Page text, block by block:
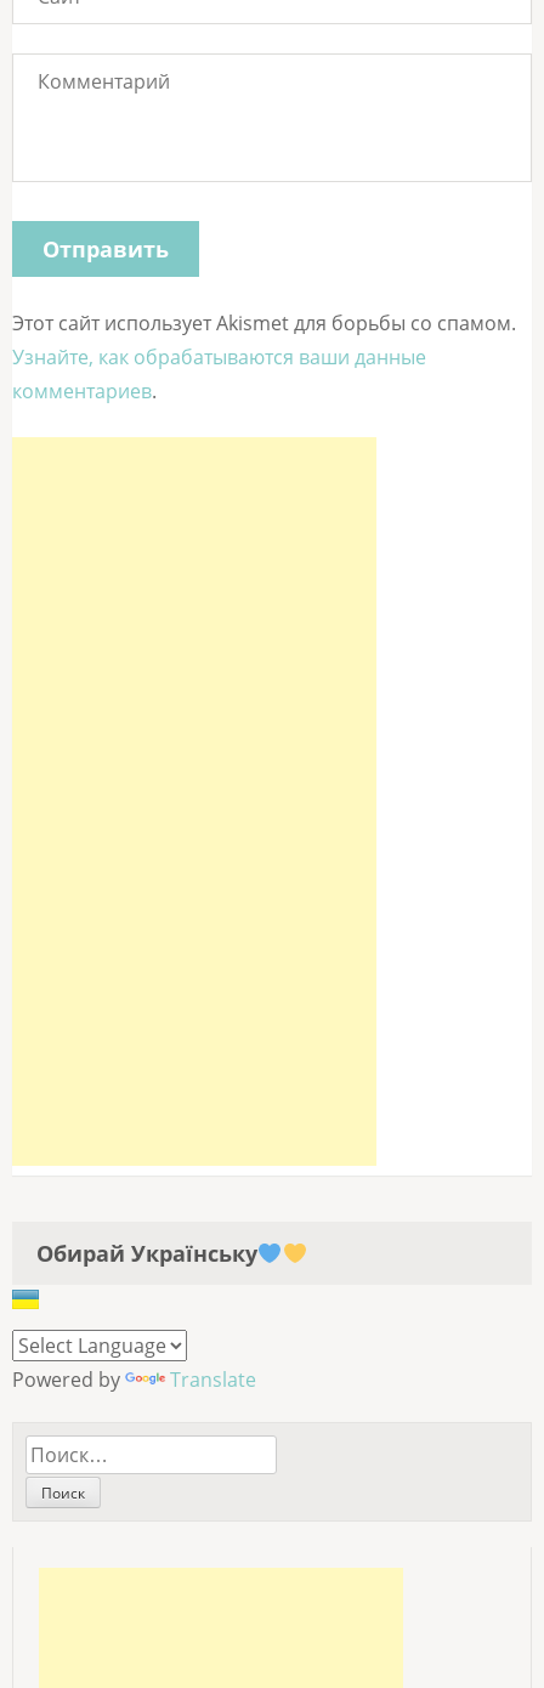
Этот сайт использует Akismet для борьбы со спамом.
Узнайте, как обрабатываются ваши данные
комментариев.
Обирай Українську
Powered by Translate
Найти: